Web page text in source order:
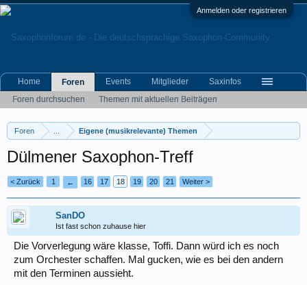
Anmelden oder registrieren
Foren Eigene (musikrelevante) Themen
Dülmener Saxophon-Treff
< Zurück 1 ← 16 17 18 19 20 21 Weiter >
SanDO
Ist fast schon zuhause hier
Die Vorverlegung wäre klasse, Toffi. Dann würd ich es noch
zum Orchester schaffen. Mal gucken, wie es bei den andern
mit den Terminen aussieht.
Home
Foren
Foren durchsuchen
Themen mit aktuellen Beiträgen
Events Mitglieder Saxinfos